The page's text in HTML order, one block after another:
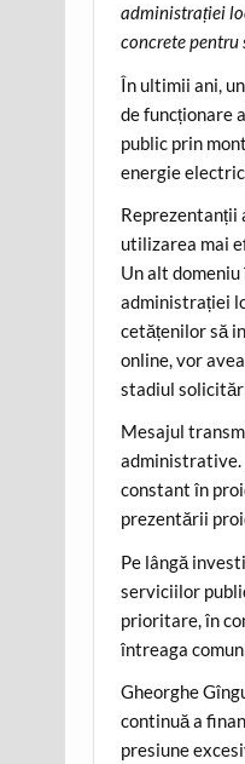
administrației
concrete
În ultimii ani,
de funcționare
public prin
energie
Reprezentanții
utilizarea mai
Un alt
administrației
cetățenilor să
online, vor
stadiul
Mesajul
administrative.
constant în
prezentării
Pe lângă
serviciilor
prioritare, în
întreaga
Gheorghe
continuă a
presiune